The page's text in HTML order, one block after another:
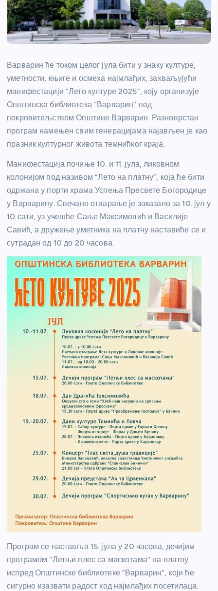
Варварин ће током целог јула бити у знаку културе,
уметности, књиге и осмеха најмлађих, захваљујући
манифестацији “Лето културе 2025”, коју организује
Општинска библиотека “Варварин” под
покровитељством Општине Варварин. Разноврстан
програм намењен свим генерацијама најављен је као
празник културног живота темнићког краја.
Манифестација почиње 10. и 11. јула, ликовном
колонијом под називом “Лето на платну”, која ће бити
одржана у порти храма Успења Пресвете Богородице
у Варварину. Свечано отварање је заказано за 10. јул у
10 сати, уз учешће Сање Максимовић и Василије
Савић, а дружење уметника на платну наставиће се и
сутрадан од 10 до 20 часова.
Програм се наставља 15. јула у 20 часова, дечијим
програмом “Летњи плес са маскотама” на платоу
испред Општинске библиотеке “Варварин”, који ће
сигурно изазвати радост код најмлађих посетилаца.